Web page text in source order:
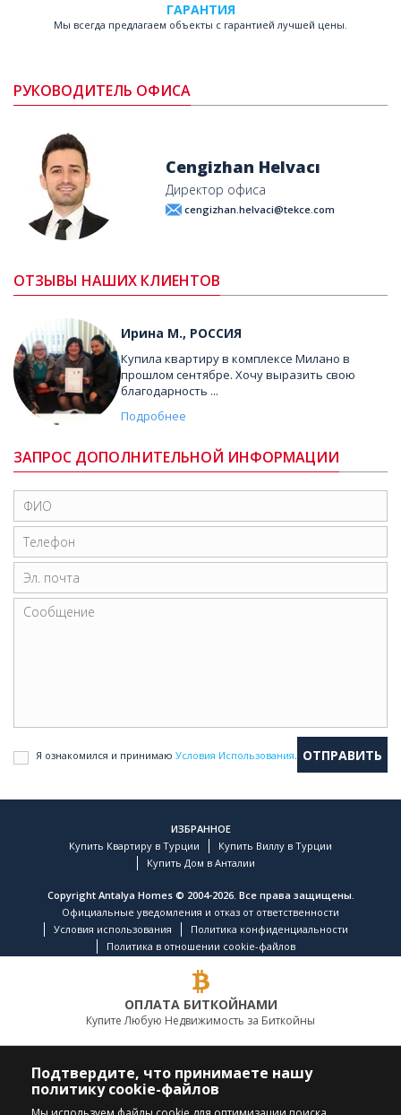
ГАРАНТИЯ
Мы всегда предлагаем объекты с гарантией лучшей цены.
РУКОВОДИТЕЛЬ ОФИСА
Cengizhan Helvacı
Директор офиса
cengizhan.helvaci@tekce.com
ОТЗЫВЫ НАШИХ КЛИЕНТОВ
Ирина М., РОССИЯ
Купила квартиру в комплексе Милано в
прошлом сентябре. Хочу выразить свою
благодарность ...
Подробнее
ЗАПРОС ДОПОЛНИТЕЛЬНОЙ ИНФОРМАЦИИ
Я ознакомился и принимаю Условия Использования
ИЗБРАННОЕ
Купить Квартиру в Турции
Купить Виллу в Турции
Купить Дом в Анталии
Copyright Antalya Homes © 2004-2026. Все права защищены.
Официальные уведомления и отказ от ответственности
Условия использования
Политика конфиденциальности
Политика в отношении cookie-файлов
ОПЛАТА БИТКОЙНАМИ
Купите Любую Недвижимость за Биткойны
ПОЗВОНИТЕ НАМ
Подтвердите, что принимаете нашу
политику cookie-файлов